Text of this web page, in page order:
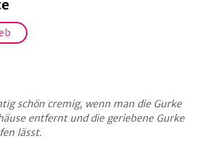
schön cremig, wenn man die Gurke
entfernt und die geriebene Gurke
lässt.